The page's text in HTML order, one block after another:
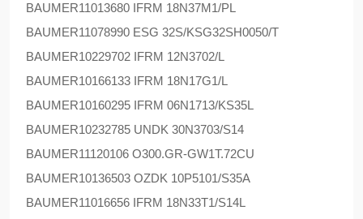
BAUMER11013680 IFRM 18N37M1/PL
BAUMER11078990 ESG 32S/KSG32SH0050/T
BAUMER10229702 IFRM 12N3702/L
BAUMER10166133 IFRM 18N17G1/L
BAUMER10160295 IFRM 06N1713/KS35L
BAUMER10232785 UNDK 30N3703/S14
BAUMER11120106 O300.GR-GW1T.72CU
BAUMER10136503 OZDK 10P5101/S35A
BAUMER11016656 IFRM 18N33T1/S14L